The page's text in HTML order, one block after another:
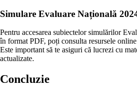
Simulare Evaluare Națională
Pentru accesarea subiectelor simulărilor
în format PDF, poți consulta resursele
Este important să te asiguri că lucrezi cu
actualizate.
Concluzie